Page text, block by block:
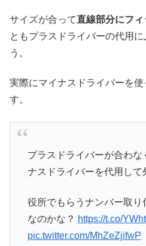
サイズが合って直線部分にフィ
ともプラスドライバーの代用
う。
実際にマイナスドライバーを
す。
プラスドライバーが合わな
ナスドライバーを代用して
役所でもらうナンバー取り
なのかな？ https://t.co/
pic.twitter.com/MhZeZjifwP